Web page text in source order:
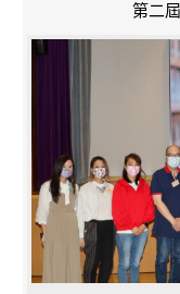
第二